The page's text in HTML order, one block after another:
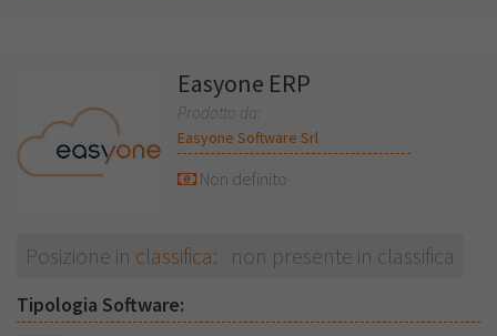
Easyone ERP
Prodotto da:
Easyone Software Srl
Non definito
Posizione in classifica: non presente in classifica
Tipologia Software: